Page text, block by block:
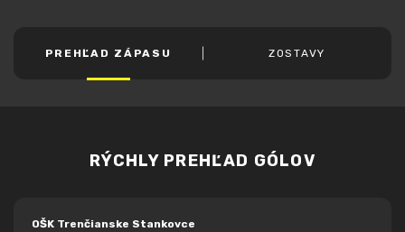
PREHĽAD ZÁPASU ZOSTAVY
RÝCHLY PREHĽAD GÓLOV
OŠK Trenčianske Stankovce